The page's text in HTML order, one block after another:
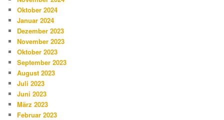
Oktober 2024
Januar 2024
Dezember 2023
November 2023
Oktober 2023
September 2023
August 2023
Juli 2023
Juni 2023
März 2023
Februar 2023